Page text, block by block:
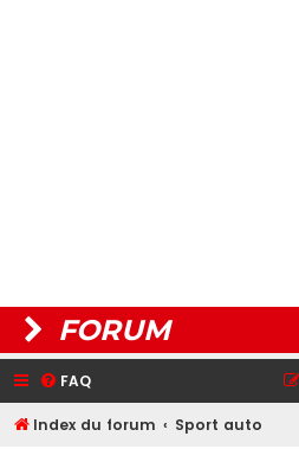
FORUM
FAQ
Index du forum Sport auto